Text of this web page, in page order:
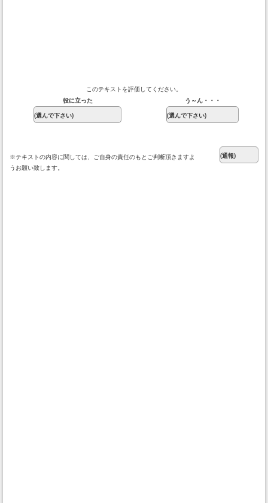
このテキストを評価してください。
役に立った
う～ん・・・
※テキストの内容に関しては、ご自身の責任のもとご判断頂きますよ
うお願い致します。